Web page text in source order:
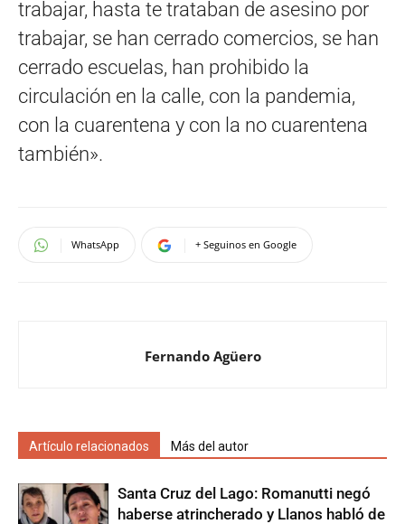
trabajar, hasta te trataban de asesino por
trabajar, se han cerrado comercios, se han
cerrado escuelas, han prohibido la
circulación en la calle, con la pandemia,
con la cuarentena y con la no cuarentena
también».
WhatsApp + Seguinos en Google
Fernando Agüero
Artículo relacionados Más del autor
Santa Cruz del Lago: Romanutti negó
haberse atrincherado y Llanos habló de